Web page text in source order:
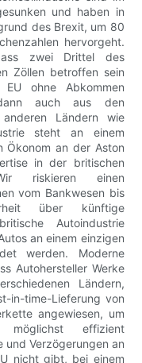
und haben in
des Brexit, um 80
hervorgeht.
zwei Drittel des
Zöllen betroffen sein
ohne Abkommen
auch aus den
Ländern wie
steht an einem
Ökonom an der Aston
in der britischen
riskieren einen
vom Bankwesen bis
über künftige
Autoindustrie
an einem einzigen
werden. Moderne
Autohersteller Werke
Ländern,
in-time-Lieferung von
angewiesen, um
möglichst effizient
und Verzögerungen an
nicht gibt, bei einem